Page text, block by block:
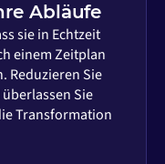
Abläufe
sie in Echtzeit
einem Zeitplan
Reduzieren Sie
Sie
Transformation